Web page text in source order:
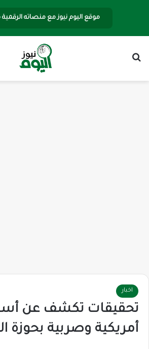
موقع اليوم نيوز مع منصاته الرقمية
اخبار
تحقيقات تكشف عن
أمريكية وصربية بحوزة